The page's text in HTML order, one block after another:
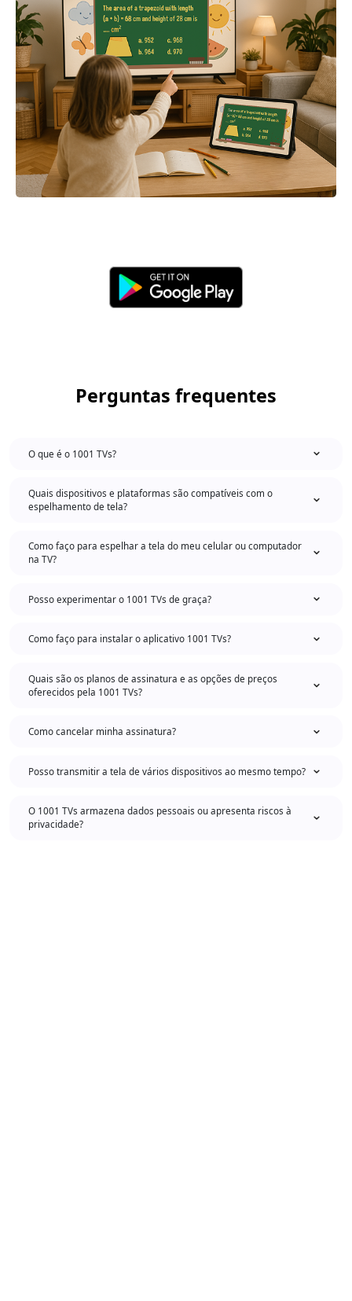
Perguntas frequentes
O que é o 1001 TVs?
Quais dispositivos e plataformas são compatíveis com o
espelhamento de tela?
Como faço para espelhar a tela do meu celular ou computador
na TV?
Posso experimentar o 1001 TVs de graça?
Como faço para instalar o aplicativo 1001 TVs?
Quais são os planos de assinatura e as opções de preços
oferecidos pela 1001 TVs?
Como cancelar minha assinatura?
Posso transmitir a tela de vários dispositivos ao mesmo tempo?
O 1001 TVs armazena dados pessoais ou apresenta riscos à
privacidade?